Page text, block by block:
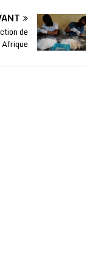
de